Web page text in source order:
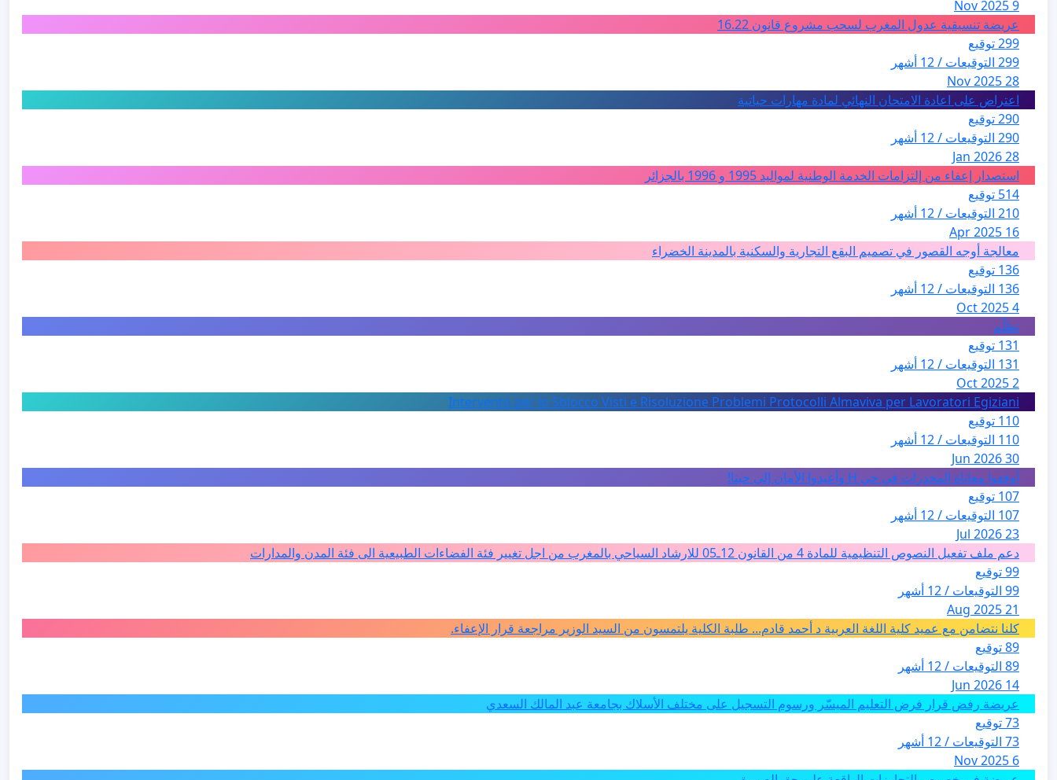
9 Nov 2025
عريضة تنسيقية عدول المغرب لسحب مشروع قانون 16.22
299 توقيع
299 التوقيعات / 12 أشهر
28 Nov 2025
اعتراض على اعادة الامتحان النهائي لمادة مهارات حياتية
290 توقيع
290 التوقيعات / 12 أشهر
28 Jan 2026
استصدار إعفاء من إلتزامات الخدمة الوطنية لمواليد 1995 و 1996 بالجزائر
514 توقيع
210 التوقيعات / 12 أشهر
16 Apr 2025
معالجة أوجه القصور في تصميم البقع التجارية والسكنية بالمدينة الخضراء
136 توقيع
136 التوقيعات / 12 أشهر
4 Oct 2025
تظلّم
131 توقيع
131 التوقيعات / 12 أشهر
2 Oct 2025
Intervento per lo Sblocco Visti e Risoluzione Problemi Protocolli Almaviva per Lavoratori Egiziani
110 توقيع
110 التوقيعات / 12 أشهر
30 Jun 2026
أوقفوا معاناة المخدرات في حي H وأعيدوا الأمان إلى حينا!
107 توقيع
107 التوقيعات / 12 أشهر
23 Jul 2026
دعم ملف تفعيل النصوص التنظيمية للمادة 4 من القانون 12ـ05 للارشاد السياحي بالمغرب من اجل تغيير فئة الفضاءات الطبيعية الى فئة المدن والمدارات
99 توقيع
99 التوقيعات / 12 أشهر
21 Aug 2025
كلنا نتضامن مع عميد كلية اللغة العربية د أحمد قادم... طلبة الكلية يلتمسون من السيد الوزير مراجعة قرار الإعفاء.
89 توقيع
89 التوقيعات / 12 أشهر
14 Jun 2026
عريضة رفض قرار فرض التعليم الميسّر ورسوم التسجيل على مختلف الأسلاك بجامعة عبد المالك السعدي
73 توقيع
73 التوقيعات / 12 أشهر
6 Nov 2025